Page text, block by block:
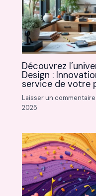
Découvrez
Design :
service de votre
Laisser un commentaire
2025